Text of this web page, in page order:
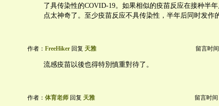
了具传染性的COVID-19。如果相似的疫苗反应在接种半
点太神奇了。至少疫苗反应不具传染性，半年后同时发作
作者： FreeHiker 回复 天雅 留言时
流感疫苗以後也得特別慎重對待了。
作者： 体育老师 回复 天雅 留言时间